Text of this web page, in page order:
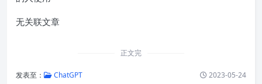
无关联文章
正文完
发表至： ChatGPT 2023-05-24